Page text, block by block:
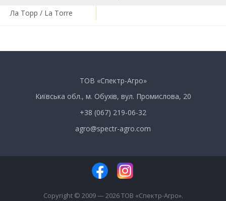
Ла Торр / La Torre
ТОВ «Спектр-Агро»
Київська обл., м. Обухів, вул. Промислова, 20
+38 (067) 219-06-32
agro@spectr-agro.com
Copyright © 2009 — 2026 ТОВ «Спектр-Агро».